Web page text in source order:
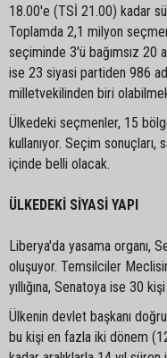
18.00'e (TSİ 21.00) kadar
Toplamda 2,1 milyon
seçiminde 3'ü bağımsız 20
ise 23 siyasi partiden 986
milletvekilinden biri
Ülkedeki seçmenler, 15
kullanıyor. Seçim sonuçları,
içinde belli olacak.
ÜLKEDEKİ SİYASİ YAPI
Liberya'da yasama organı,
oluşuyor. Temsilciler
yıllığına, Senatoya ise 30
Ülkenin devlet başkanı
bu kişi en fazla iki dönem